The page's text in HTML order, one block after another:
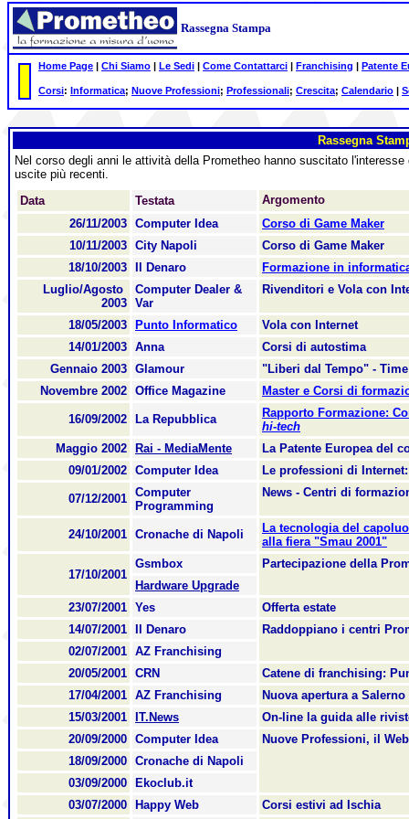
Rassegna Stampa
Home Page | Chi Siamo | Le Sedi | Come Contattarci | Franchising | Patente
Corsi: Informatica; Nuove Professioni; Professionali; Crescita; Calendario |
Rassegna
Nel corso degli anni le attività della Prometheo hanno suscitato
uscite più recenti.
Data
Testata
Argomento
26/11/2003 Computer Idea
Corso di Game Maker
10/11/2003 City Napoli
Corso di Game Maker
18/10/2003
Il Denaro
Formazione in
Luglio/Agosto
2003
Computer Dealer &
Var
Rivenditori e Vola con
18/05/2003 Punto Informatico
Vola con Internet
14/01/2003 Anna
Corsi di autostima
Gennaio 2003 Glamour
"Liberi dal Tempo" -
Novembre 2002 Office Magazine Master e Corsi di
16/09/2002 La Repubblica
Rapporto Formazione:
hi-tech
Maggio 2002
Rai - MediaMente
La Patente Europea del
09/01/2002 Computer Idea Le professioni di
07/12/2001 Computer
Programming
News - Centri di
24/10/2001 Cronache di Napoli
La tecnologia del
alla fiera "Smau 2001"
17/10/2001
Gsmbox
Partecipazione della
Hardware Upgrade
23/07/2001 Yes
Offerta estate
14/07/2001
Il Denaro
Raddoppiano i centri
02/07/2001 AZ Franchising
20/05/2001 CRN
Catene di franchising:
17/04/2001 AZ Franchising
Nuova apertura a Salerno
15/03/2001
IT.News
On-line la guida alle
20/09/2000 Computer Idea
Nuove Professioni, il
18/09/2000 Cronache di Napoli
03/09/2000
Ekoclub.it
03/07/2000
Happy Web Corsi estivi ad Ischia